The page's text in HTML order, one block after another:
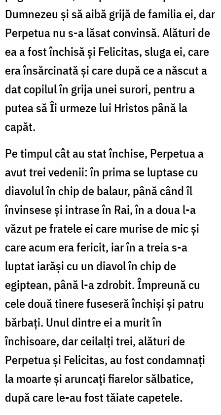
Dumnezeu și să aibă grijă de familia ei, dar
Perpetua nu s-a lăsat convinsă. Alături de
ea a fost închisă și Felicitas, sluga ei, care
era însărcinată și care după ce a născut a
dat copilul în grija unei surori, pentru a
putea să Îi urmeze lui Hristos până la
capăt.
Pe timpul cât au stat închise, Perpetua a
avut trei vedenii: în prima se luptase cu
diavolul în chip de balaur, până când îl
învinsese și intrase în Rai, în a doua l-a
văzut pe fratele ei care murise de mic și
care acum era fericit, iar în a treia s-a
luptat iarăși cu un diavol în chip de
egiptean, până l-a zdrobit. Împreună cu
cele două tinere fuseseră închiși și patru
bărbați. Unul dintre ei a murit în
închisoare, dar ceilalți trei, alături de
Perpetua și Felicitas, au fost condamnați
la moarte și aruncați fiarelor sălbatice,
după care le-au fost tăiate capetele.